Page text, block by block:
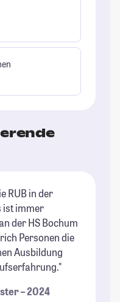
RUB in der
ist immer
der HS Bochum
Personen die
Ausbildung
– 2024